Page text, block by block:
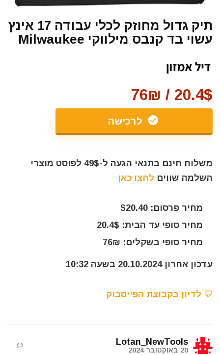
תיק גדול מחוזק לכלי עבודה 17 אינץ
עשוי בד קנבס מילווקי Milwaukee
20.4$ / 76₪
לרכישה
משלוח חינם בתנאי הגעה ל-49$ לפוסט מוצרי
השלמה שווים לחצו כאן
מחיר פרסום: $20.40
מחיר סופי עד הבית: 20.4$
מחיר סופי בשקלים: 76₪
עדכון אחרון 20.10.2024 בשעה 10:32
💬 לדיון בקבוצת הפייסבוק
Lotan_NewTools
20 באוקטובר 2024